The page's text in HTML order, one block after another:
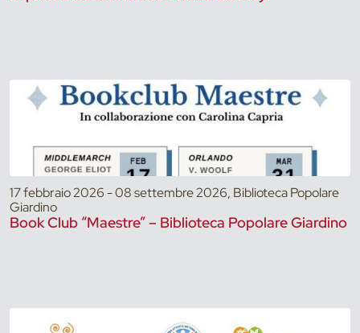
17 febbraio 2026 - 08 settembre 2026, Biblioteca Popolare
Giardino
Book Club “Maestre” – Biblioteca Popolare Giardino